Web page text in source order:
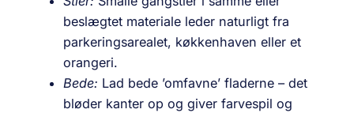
beslægtet materiale leder naturligt fra
parkeringsarealet, køkkenhaven eller et
orangeri.
Bede: Lad bede ’omfavne’ fladerne – det
bløder kanter op og giver farvespil og